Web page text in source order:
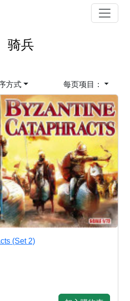
骑兵
方式 每页项目：
(Set 2)